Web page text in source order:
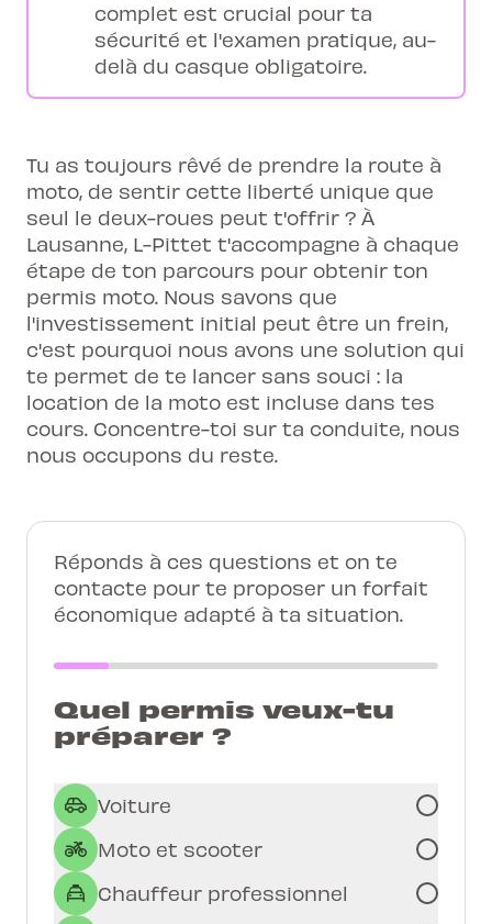
complet est crucial pour ta
sécurité et l'examen pratique, au-
delà du casque obligatoire.
Tu as toujours rêvé de prendre la route à
moto, de sentir cette liberté unique que
seul le deux-roues peut t'offrir ? À
Lausanne, L-Pittet t'accompagne à chaque
étape de ton parcours pour obtenir ton
permis moto. Nous savons que
l'investissement initial peut être un frein,
c'est pourquoi nous avons une solution qui
te permet de te lancer sans souci : la
location de la moto est incluse dans tes
cours. Concentre-toi sur ta conduite, nous
nous occupons du reste.
Réponds à ces questions et on te
contacte pour te proposer un forfait
économique adapté à ta situation.
Quel permis veux-tu
préparer ?
Voiture
Moto et scooter
Chauffeur professionnel